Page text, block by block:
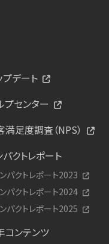
プデート
プセンター
満足度調査（NPS）
パクトレポート
パクトレポート2023
パクトレポート2024
パクトレポート2025
コンテンツ